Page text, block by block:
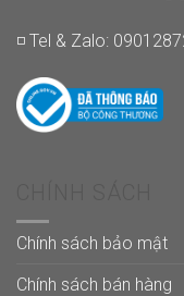
◽ Tel & Zalo:
Chính sách bảo mật
Chính sách bán hàng